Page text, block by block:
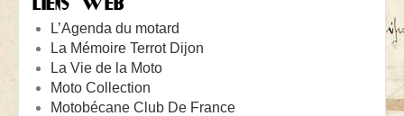
L’Agenda du motard
La Mémoire Terrot Dijon
La Vie de la Moto
Moto Collection
Motobécane Club De France